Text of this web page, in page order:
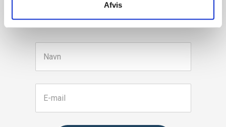
Afvis
Vi deler ny værdifuld viden, og holder dig opdateret på love
og regler.